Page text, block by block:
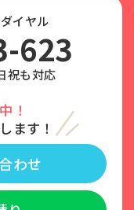
イヤル
623
祝も対応
！
ます！
わせ